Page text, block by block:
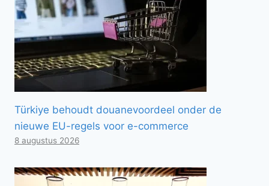
Türkiye behoudt douanevoordeel onder de
nieuwe EU-regels voor e-commerce
8 augustus 2026